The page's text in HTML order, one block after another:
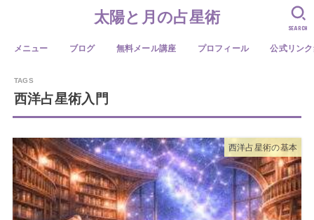
太陽と月の占星術
メニュー ブログ 無料メール講座 プロフィール 公式リン
SEARCH
西洋占星術入門
西洋占星術の基本